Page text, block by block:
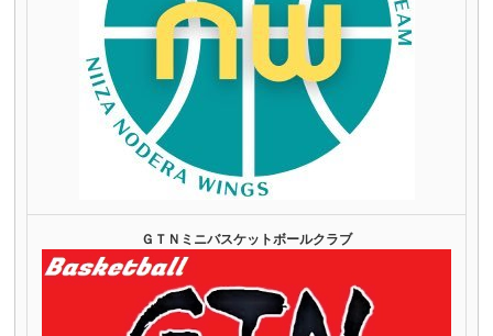
ＧＴＮミニバスケットボールクラブ